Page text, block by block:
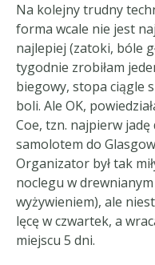
Na kolejny trudny
forma wcale nie jest
najlepiej (zatoki, bóle
tygodnie zrobiłam
biegowy, stopa ciągle
boli. Ale OK,
Coe, tzn. najpierw
samolotem do
Organizator był tak
noclegu w
wyżywieniem), ale
lęcę w czwartek, a
miejscu 5 dni.